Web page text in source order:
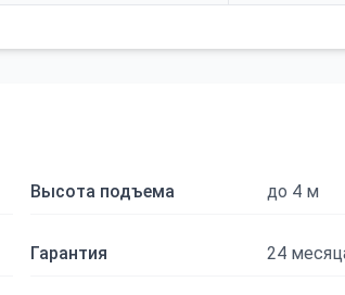
Высота подъема до 4 м
Гарантия 24